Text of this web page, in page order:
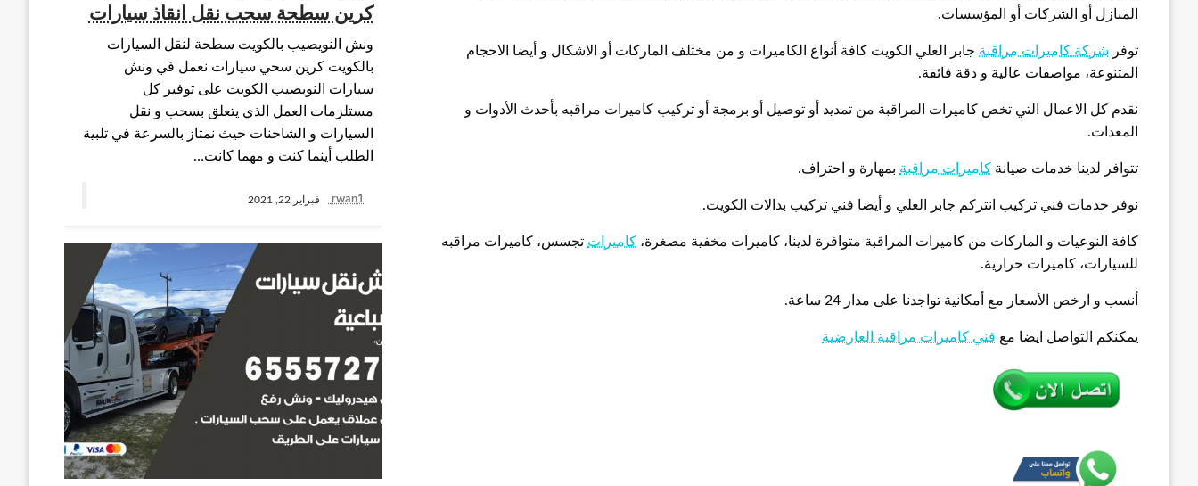
المنازل أو الشركات أو المؤسسات.
توفر شركة كاميرات مراقبة جابر العلي الكويت كافة أنواع الكاميرات و من مختلف الماركات أو الاشكال و أيضا الاحجام
المتنوعة، مواصفات عالية و دقة فائقة.
نقدم كل الاعمال التي تخص كاميرات المراقبة من تمديد أو توصيل أو برمجة أو تركيب كاميرات مراقبه بأحدث الأدوات و
المعدات.
تتوافر لدينا خدمات صيانة كاميرات مراقبة بمهارة و احتراف.
نوفر خدمات فني تركيب انتركم جابر العلي و أيضا فني تركيب بدالات الكويت.
كافة النوعيات و الماركات من كاميرات المراقبة متوافرة لدينا، كاميرات مخفية مصغرة، كاميرات تجسس، كاميرات مراقبه
للسيارات، كاميرات حرارية.
أنسب و ارخص الأسعار مع أمكانية تواجدنا على مدار 24 ساعة.
يمكنكم التواصل ايضا مع فني كاميرات مراقبة العارضية
كرين سطحة سحب نقل انقاذ سيارات
ونش النويصيب بالكويت سطحة لنقل السيارات
بالكويت كرين سحي سيارات نعمل في ونش
سيارات النويصيب الكويت على توفير كل
مستلزمات العمل الذي يتعلق بسحب و نقل
السيارات و الشاحنات حيث نمتاز بالسرعة في تلبية
الطلب أينما كنت و مهما كانت…
rwan1 فبراير 22, 2021